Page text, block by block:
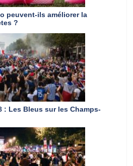
peuvent-ils améliorer la
?
: Les Bleus sur les Champs-